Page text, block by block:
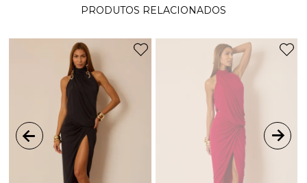
PRODUTOS RELACIONADOS